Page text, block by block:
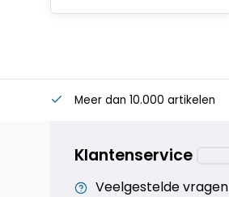
Meer dan 10.000 artikelen
Klantenservice
Veelgestelde vragen